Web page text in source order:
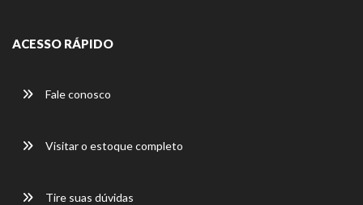
ACESSO RÁPIDO
Fale conosco
Visitar o estoque completo
Tire suas dúvidas